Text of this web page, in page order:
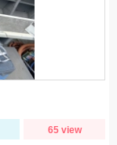
65 view